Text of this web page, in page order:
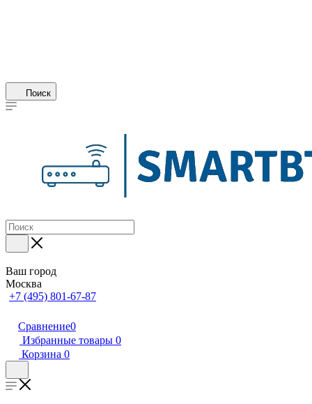
Поиск
Ваш город
Москва
+7 (495) 801-67-87
Сравнение0
Избранные товары 0
Корзина 0